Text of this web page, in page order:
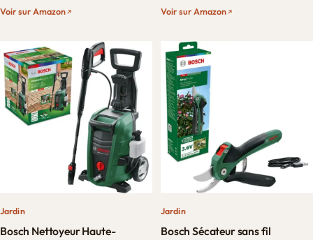
Voir sur Amazon Voir sur Amazon
Jardin
Bosch Nettoyeur Haute-
Jardin
Bosch Sécateur sans fil